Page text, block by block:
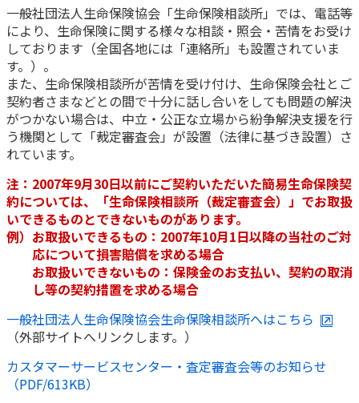
マイページでできること
新規登録
ログイン
ご契約内容の確認
お客さまに関する情報等の確認の取り組み
各種サービス・お知らせ
かんぽプラチナライフサービス
資料請求
保険の探し方のポイント
保険かんたん診断
これからのライフイベントでかかる費用とは？
ご契約手続きの流れ
保険料のお払込方法
お問い合わせ
お問い合わせ先
保険
医療
お金
子育て
ライフプラン
健康情報
かんぽアプリ～かんぽの健康と安心を手のひらに～
ご挨拶
経営理念・経営戦略
会社概要
財務情報
株主・投資家のみなさまへ
日本郵政グループとしての取り組み
CM・オウンドメディア／ソーシャルメディア
かんぽブランド
かんぽ生命のサステナビリティ
サステナビリティ
株主・投資家のみなさまへ
採用情報
English
一般社団法人生命保険協会「生命保険相談所」では、電話等
により、生命保険に関する様々な相談・照会・苦情をお受け
しております（全国各地には「連絡所」も設置されていま
す。）。
また、生命保険相談所が苦情を受け付け、生命保険会社とご
契約者さまなどとの間で十分に話し合いをしても問題の解決
がつかない場合は、中立・公正な立場から紛争解決支援を行
う機関として「裁定審査会」が設置（法律に基づき設置）さ
れています。
注：2007年9月30日以前にご契約いただいた簡易生命保険契
約については、「生命保険相談所（裁定審査会）」でお取扱
いできるものとできないものがあります。
例）お取扱いできるもの：2007年10月1日以降の当社のご対
応について損害賠償を求める場合
お取扱いできないもの：保険金のお支払い、契約の取消
し等の契約措置を求める場合
一般社団法人生命保険協会生命保険相談所へはこちら
（外部サイトへリンクします。）
カスタマーサービスセンター・査定審査会等のお知らせ
（PDF/613KB）